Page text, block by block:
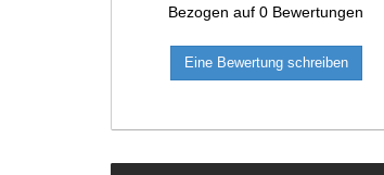
Bezogen auf0 Bewertungen
Eine Bewertung schreiben